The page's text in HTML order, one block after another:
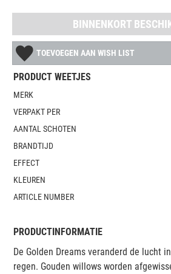
BINNENKORT
TOEVOEGEN AAN WISH LIST
PRODUCT WEETJES
MERK
VERPAKT PER
AANTAL SCHOTEN
BRANDTIJD
EFFECT
KLEUREN
ARTICLE NUMBER
PRODUCTINFORMATIE
De Golden Dreams veranderd de lucht
regen. Gouden willows worden